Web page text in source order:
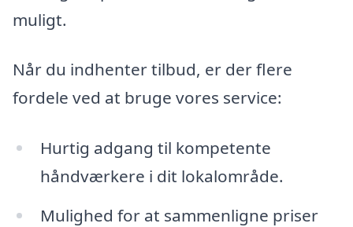
muligt.
Når du indhenter tilbud, er der flere
fordele ved at bruge vores service:
Hurtig adgang til kompetente
håndværkere i dit lokalområde.
Mulighed for at sammenligne priser